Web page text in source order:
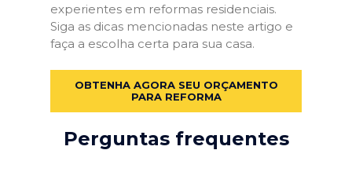
experientes em reformas residenciais.
Siga as dicas mencionadas neste artigo e
faça a escolha certa para sua casa.
OBTENHA AGORA SEU ORÇAMENTO
PARA REFORMA
Perguntas frequentes